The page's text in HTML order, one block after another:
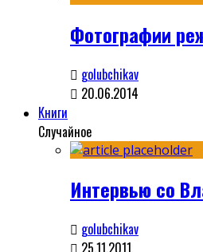
Фотографии
golubchikav
20.06.2014
Книги
Случайное
Интервью со
golubchikav
25.11.2011